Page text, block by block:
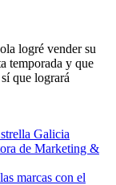
logré vender su
temporada y que
que logrará
Galicia
de Marketing &
marcas con el